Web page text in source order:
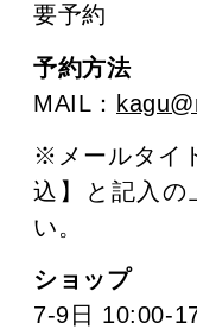
要予約
予約方法
MAIL：
※メールタイ
込】と記入の
い。
ショップ
7-9日 10:00-